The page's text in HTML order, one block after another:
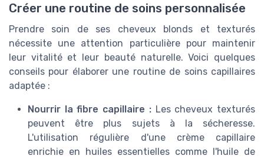
Créer une routine de soins personnalisée
Prendre soin de ses cheveux blonds et texturés
nécessite une attention particulière pour maintenir
leur vitalité et leur beauté naturelle. Voici quelques
conseils pour élaborer une routine de soins capillaires
adaptée :
Nourrir la fibre capillaire :Les cheveux texturés
peuvent être plus sujets à la sécheresse.
L'utilisation régulière d'une crème capillaire
enrichie en huiles essentielles comme l'huile de